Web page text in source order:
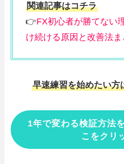
関連記事はコチラ
👉FX初心者が勝てない
け続ける原因と改善法ま
早速練習を始めたい
1年で変わる検証方法
こをクリ